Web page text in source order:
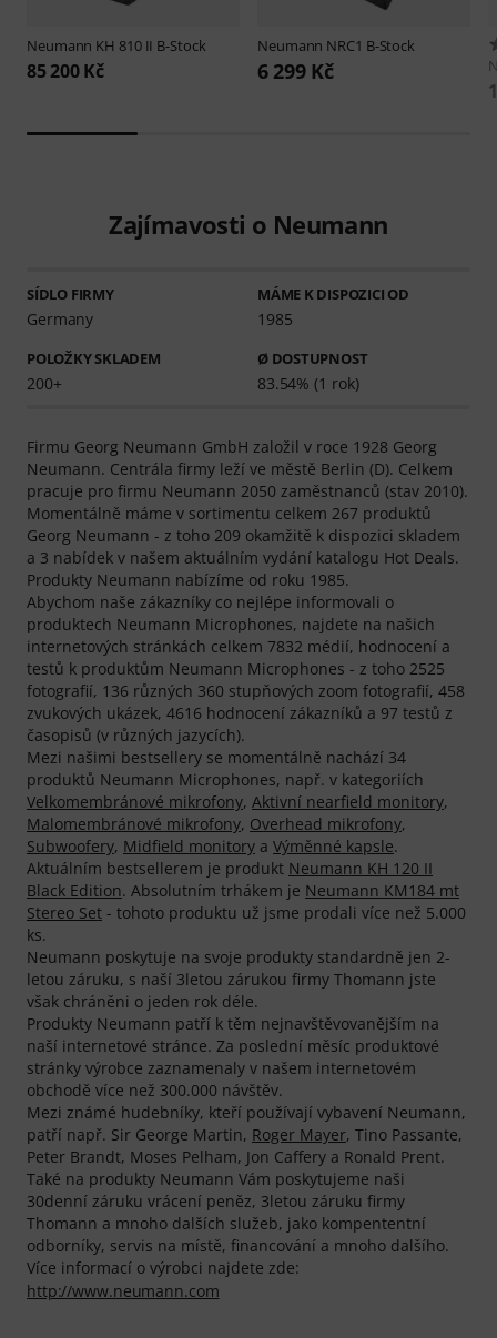
Neumann KH 810 II B-Stock
85 200 Kč
Neumann NRC1 B-Stock
6 299 Kč
Zajímavosti o Neumann
SÍDLO FIRMY
Germany
MÁME K DISPOZICI OD
1985
POLOŽKY SKLADEM
200+
Ø DOSTUPNOST
83.54% (1 rok)
Firmu Georg Neumann GmbH založil v roce 1928 Georg
Neumann. Centrála firmy leží ve městě Berlin (D). Celkem
pracuje pro firmu Neumann 2050 zaměstnanců (stav 2010).
Momentálně máme v sortimentu celkem 267 produktů
Georg Neumann - z toho 209 okamžitě k dispozici skladem
a 3 nabídek v našem aktuálním vydání katalogu Hot Deals.
Produkty Neumann nabízíme od roku 1985.
Abychom naše zákazníky co nejlépe informovali o
produktech Neumann Microphones, najdete na našich
internetových stránkách celkem 7832 médií, hodnocení a
testů k produktům Neumann Microphones - z toho 2525
fotografií, 136 různých 360 stupňových zoom fotografií, 458
zvukových ukázek, 4616 hodnocení zákazníků a 97 testů z
časopisů (v různých jazycích).
Mezi našimi bestsellery se momentálně nachází 34
produktů Neumann Microphones, např. v kategoriích
Velkomembránové mikrofony, Aktivní nearfield monitory,
Malomembránové mikrofony, Overhead mikrofony,
Subwoofery, Midfield monitory a Výměnné kapsle.
Aktuálním bestsellerem je produkt Neumann KH 120 II
Black Edition. Absolutním trhákem je Neumann KM184 mt
Stereo Set - tohoto produktu už jsme prodali více než 5.000
ks.
Neumann poskytuje na svoje produkty standardně jen 2-
letou záruku, s naší 3letou zárukou firmy Thomann jste
však chráněni o jeden rok déle.
Produkty Neumann patří k těm nejnavštěvovanějším na
naší internetové stránce. Za poslední měsíc produktové
stránky výrobce zaznamenaly v našem internetovém
obchodě více než 300.000 návštěv.
Mezi známé hudebníky, kteří používají vybavení Neumann,
patří např. Sir George Martin, Roger Mayer, Tino Passante,
Peter Brandt, Moses Pelham, Jon Caffery a Ronald Prent.
Také na produkty Neumann Vám poskytujeme naši
30denní záruku vrácení peněz, 3letou záruku firmy
Thomann a mnoho dalších služeb, jako kompententní
odborníky, servis na místě, financování a mnoho dalšího.
Více informací o výrobci najdete zde:
http://www.neumann.com